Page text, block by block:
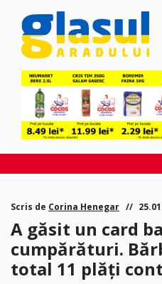
Scris de Corina Henegar
A găsit un card
cumpărături.
total 11 plăți